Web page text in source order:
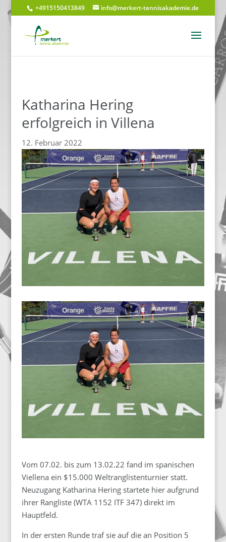
+4915150413849 info@merkert-tennisakademie.de
Katharina Hering
erfolgreich in Villena
12. Februar 2022
Vom 07.02. bis zum 13.02.22 fand im spanischen
Viellena ein $15.000 Weltranglistenturnier statt.
Neuzugang Katharina Hering startete hier aufgrund
ihrer Rangliste (WTA 1152 ITF 347) direkt im
Hauptfeld.
In der ersten Runde traf sie auf die an Position 5